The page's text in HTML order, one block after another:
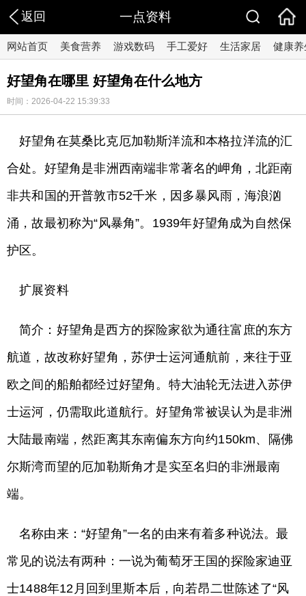
返回 一点资料
网站首页 美食营养 游戏数码 手工爱好 生活家居 健康养
好望角在哪里 好望角在什么地方
时间：2026-04-22 15:39:33
好望角在莫桑比克厄加勒斯洋流和本格拉洋流的汇
合处。好望角是非洲西南端非常著名的岬角，北距南
非共和国的开普敦市52千米，因多暴风雨，海浪汹
涌，故最初称为“风暴角”。1939年好望角成为自然保
护区。
扩展资料
简介：好望角是西方的探险家欲为通往富庶的东方
航道，故改称好望角，苏伊士运河通航前，来往于亚
欧之间的船舶都经过好望角。特大油轮无法进入苏伊
士运河，仍需取此道航行。好望角常被误认为是非洲
大陆最南端，然距离其东南偏东方向约150km、隔佛
尔斯湾而望的厄加勒斯角才是实至名归的非洲最南
端。
名称由来：“好望角”一名的由来有着多种说法。最
常见的说法有两种：一说为葡萄牙王国的探险家迪亚
士1488年12月回到里斯本后，向若昂二世陈述了“风